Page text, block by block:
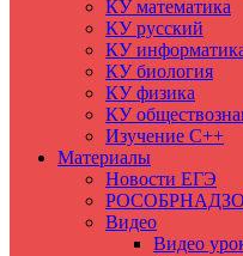
КУ математика
КУ русский
КУ
КУ биология
КУ физика
КУ
Изучение C++
Материалы
Новости ЕГЭ
Видео
Видео